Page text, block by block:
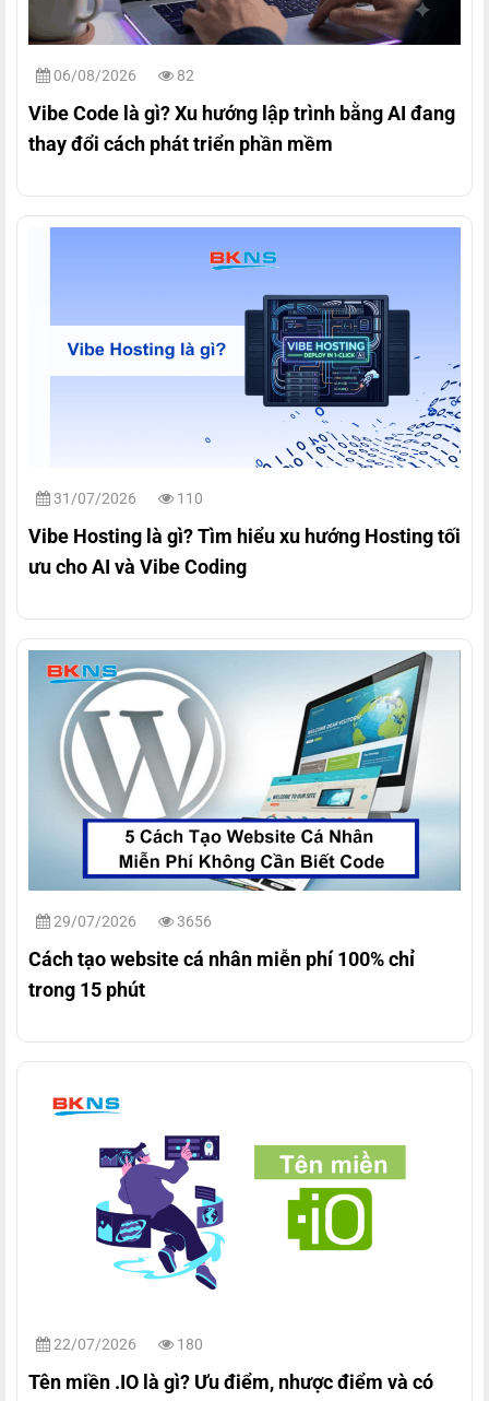
06/08/2026 82
Vibe Code là gì? Xu hướng lập trình bằng AI đang
thay đổi cách phát triển phần mềm
31/07/2026 110
Vibe Hosting là gì? Tìm hiểu xu hướng Hosting tối
ưu cho AI và Vibe Coding
29/07/2026 3656
Cách tạo website cá nhân miễn phí 100% chỉ
trong 15 phút
22/07/2026 180
Tên miền .IO là gì? Ưu điểm, nhược điểm và có